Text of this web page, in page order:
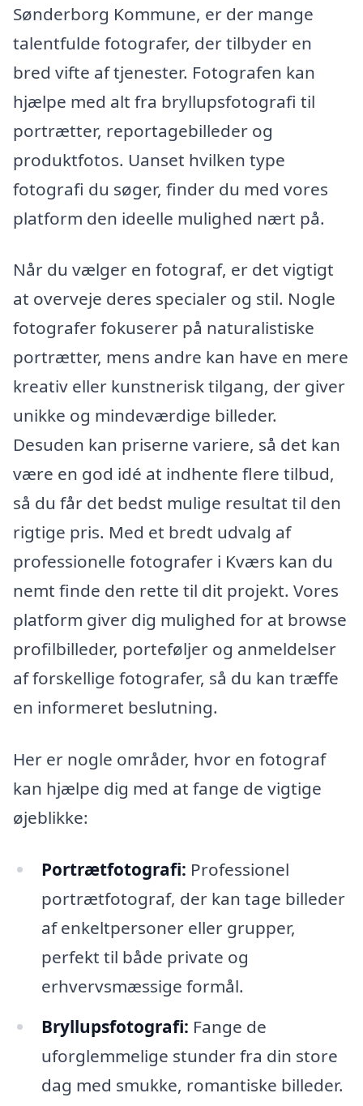
Sønderborg Kommune, er der mange
talentfulde fotografer, der tilbyder en
bred vifte af tjenester. Fotografen kan
hjælpe med alt fra bryllupsfotografi til
portrætter, reportagebilleder og
produktfotos. Uanset hvilken type
fotografi du søger, finder du med vores
platform den ideelle mulighed nært på.
Når du vælger en fotograf, er det vigtigt
at overveje deres specialer og stil. Nogle
fotografer fokuserer på naturalistiske
portrætter, mens andre kan have en mere
kreativ eller kunstnerisk tilgang, der giver
unikke og mindeværdige billeder.
Desuden kan priserne variere, så det kan
være en god idé at indhente flere tilbud,
så du får det bedst mulige resultat til den
rigtige pris. Med et bredt udvalg af
professionelle fotografer i Kværs kan du
nemt finde den rette til dit projekt. Vores
platform giver dig mulighed for at browse
profilbilleder, porteføljer og anmeldelser
af forskellige fotografer, så du kan træffe
en informeret beslutning.
Her er nogle områder, hvor en fotograf
kan hjælpe dig med at fange de vigtige
øjeblikke:
Portrætfotografi: Professionel
portrætfotograf, der kan tage billeder
af enkeltpersoner eller grupper,
perfekt til både private og
erhvervsmæssige formål.
Bryllupsfotografi: Fange de
uforglemmelige stunder fra din store
dag med smukke, romantiske billeder.